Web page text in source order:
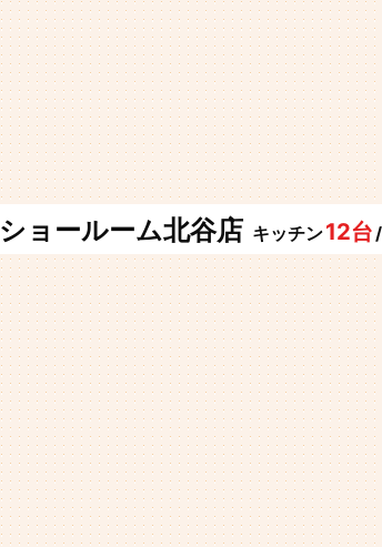
ショールーム北谷店 キッチン12台